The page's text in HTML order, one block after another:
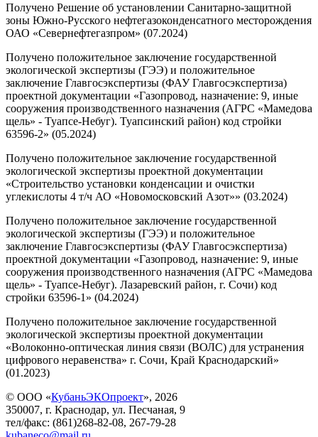
Получено Решение об установлении Санитарно-защитной
зоны Южно-Русского нефтегазоконденсатного месторождения
ОАО «Севернефтегазпром» (07.2024)
Получено положительное заключение государственной
экологической экспертизы (ГЭЭ) и положительное
заключение Главгосэкспертизы (ФАУ Главгосэкспертиза)
проектной документации «Газопровод, назначение: 9, иные
сооружения производственного назначения (АГРС «Мамедова
щель» - Туапсе-Небуг). Туапсинский район) код стройки
63596-2» (05.2024)
Получено положительное заключение государственной
экологической экспертизы проектной документации
«Строительство установки конденсации и очистки
углекислоты 4 т/ч АО «Новомосковский Азот»» (03.2024)
Получено положительное заключение государственной
экологической экспертизы (ГЭЭ) и положительное
заключение Главгосэкспертизы (ФАУ Главгосэкспертиза)
проектной документации «Газопровод, назначение: 9, иные
сооружения производственного назначения (АГРС «Мамедова
щель» - Туапсе-Небуг). Лазаревский район, г. Сочи) код
стройки 63596-1» (04.2024)
Получено положительное заключение государственной
экологической экспертизы проектной документации
«Волоконно-оптическая линия связи (ВОЛС) для устранения
цифрового неравенства» г. Сочи, Край Краснодарский»
(01.2023)
© ООО «КубаньЭКОпроект», 2026
350007, г. Краснодар, ул. Песчаная, 9
тел/факс: (861)268-82-08, 267-79-28